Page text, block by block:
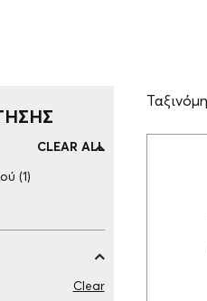
CLEAR ALL
(1)
Clear